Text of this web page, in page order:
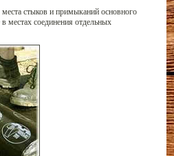
стыков и примыканий основного
местах соединения отдельных